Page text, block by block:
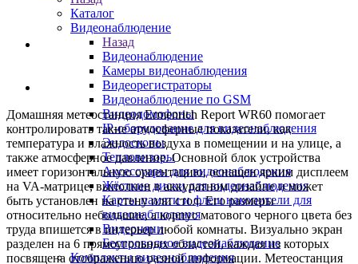
Каталог
Видеонаблюдение
Назад
Видеонаблюдение
Камеры видеонаблюдения
Видеорегистраторы
Видеонаблюдение по GSM
Видеодомофоны
IP-оборудование для видеонаблюдения
Эндоскопы
Тепловизоры
Аксессуары для видеонаблюдения
Жёсткие диски для видеонаблюдения
Карты памяти и флеш накопители для
видеонаблюдения
Видеоняни
Беспроводное видеонаблюдение
Комплекты видеонаблюдения
Домашняя метеостанция Ermenrich Report WR60 помогает
контролировать такие атмосферные показатели, как
температура и влажность воздуха в помещении и на улице, а
также атмосферное давление. Основной блок устройства
имеет горизонтальную ориентацию, оснащен ярким дисплеем
на VA-матрице, выполнен в аккуратном дизайне и может
быть установлен на стену или стол. Его размеры
относительно небольшие, а корпус матового черного цвета без
труда впишется в интерьер любой комнаты. Визуально экран
разделен на 6 прямоугольных областей, каждая из которых
посвящена отображению разной информации. Метеостанция